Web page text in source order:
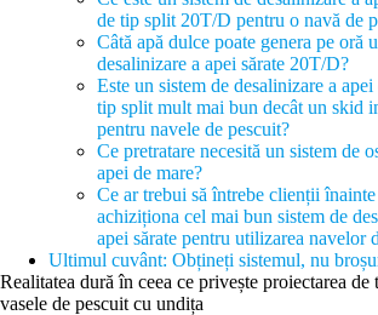
de tip split 20T/D pentru o navă de
Câtă apă dulce poate genera pe oră
desalinizare a apei sărate 20T/D?
Este un sistem de desalinizare a apei
tip split mult mai bun decât un skid
pentru navele de pescuit?
Ce pretratare necesită un sistem de
apei de mare?
Ce ar trebui să întrebe clienții înainte
achiziționa cel mai bun sistem de
apei sărate pentru utilizarea navelor
Ultimul cuvânt: Obțineți sistemul, nu
Realitatea dură în ceea ce privește proiectarea
vasele de pescuit cu undița